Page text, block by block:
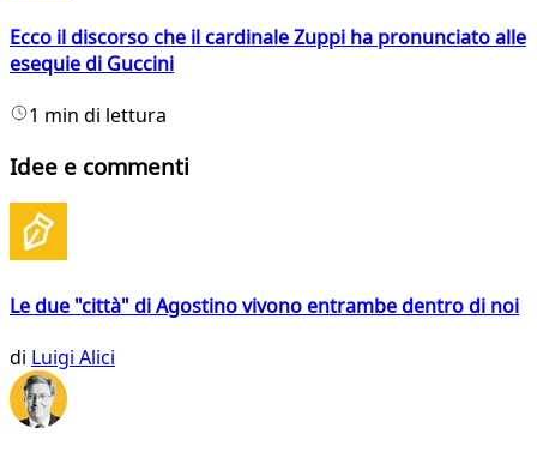
Ecco il discorso che il cardinale Zuppi ha pronunciato alle
esequie di Guccini
1 min di lettura
Idee e commenti
Le due "città" di Agostino vivono entrambe dentro di noi
di Luigi Alici